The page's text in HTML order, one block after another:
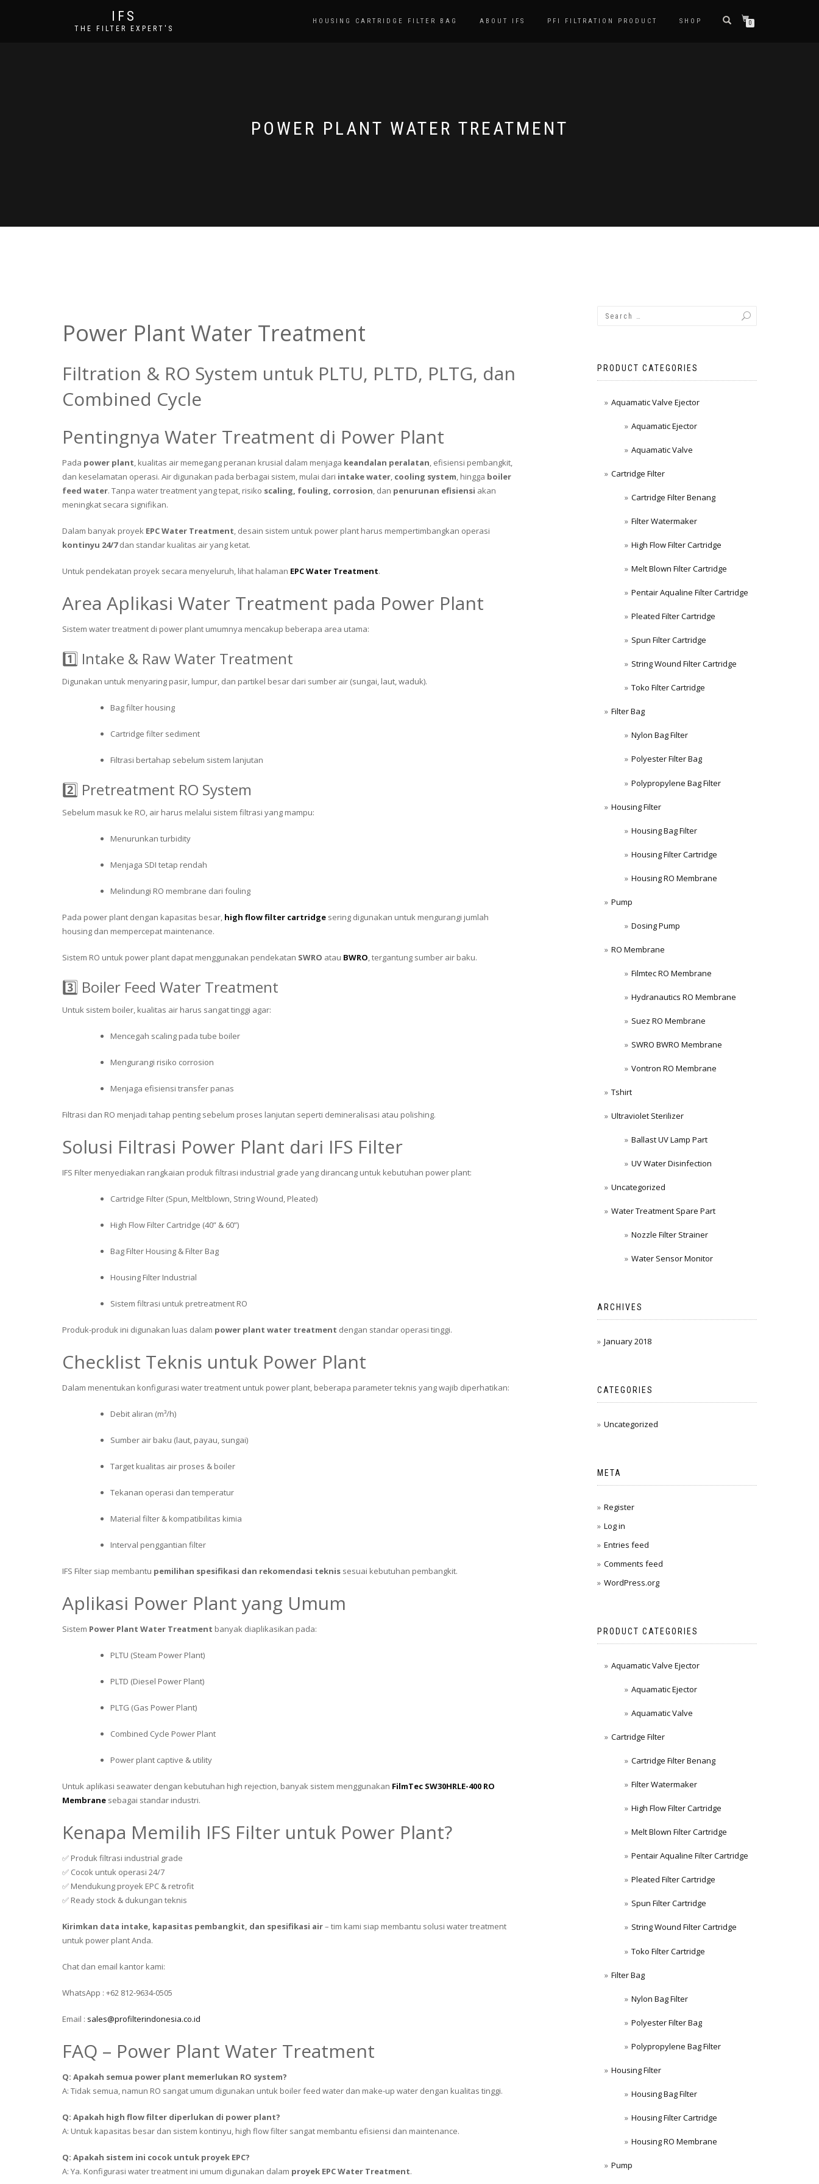
IFS
THE FILTER EXPERT'S
HOUSING CARTRIDGE FILTER BAG ABOUT IFS PFI FILTRATION PRODUCT SHOP 0
POWER PLANT WATER TREATMENT
Power Plant Water Treatment
Filtration & RO System untuk PLTU, PLTD, PLTG, dan
Combined Cycle
Pentingnya Water Treatment di Power Plant
Pada power plant, kualitas air memegang peranan krusial dalam menjaga keandalan peralatan, efisiensi pembangkit,
dan keselamatan operasi. Air digunakan pada berbagai sistem, mulai dari intake water, cooling system, hingga boiler
feed water. Tanpa water treatment yang tepat, risiko scaling, fouling, corrosion, dan penurunan efisiensi akan
meningkat secara signifikan.
Dalam banyak proyek EPC Water Treatment, desain sistem untuk power plant harus mempertimbangkan operasi
kontinyu 24/7dan standar kualitas air yang ketat.
Untuk pendekatan proyek secara menyeluruh, lihat halaman EPC Water Treatment.
Area Aplikasi Water Treatment pada Power Plant
Sistem water treatment di power plant umumnya mencakup beberapa area utama:
1️⃣ Intake & Raw Water Treatment
Digunakan untuk menyaring pasir, lumpur, dan partikel besar dari sumber air (sungai, laut, waduk).
Bag filter housing
Cartridge filter sediment
Filtrasi bertahap sebelum sistem lanjutan
2️⃣ Pretreatment RO System
Sebelum masuk ke RO, air harus melalui sistem filtrasi yang mampu:
Menurunkan turbidity
Menjaga SDI tetap rendah
Melindungi RO membrane dari fouling
Pada power plant dengan kapasitas besar, high flow filter cartridge sering digunakan untuk mengurangi jumlah
housing dan mempercepat maintenance.
Sistem RO untuk power plant dapat menggunakan pendekatan SWRO atau BWRO, tergantung sumber air baku.
3️⃣ Boiler Feed Water Treatment
Untuk sistem boiler, kualitas air harus sangat tinggi agar:
Mencegah scaling pada tube boiler
Mengurangi risiko corrosion
Menjaga efisiensi transfer panas
Filtrasi dan RO menjadi tahap penting sebelum proses lanjutan seperti demineralisasi atau polishing.
Solusi Filtrasi Power Plant dari IFS Filter
IFS Filter menyediakan rangkaian produk filtrasi industrial grade yang dirancang untuk kebutuhan power plant:
Cartridge Filter (Spun, Meltblown, String Wound, Pleated)
High Flow Filter Cartridge (40” & 60”)
Bag Filter Housing & Filter Bag
Housing Filter Industrial
Sistem filtrasi untuk pretreatment RO
Produk-produk ini digunakan luas dalam power plant water treatment dengan standar operasi tinggi.
Checklist Teknis untuk Power Plant
Dalam menentukan konfigurasi water treatment untuk power plant, beberapa parameter teknis yang wajib diperhatikan:
Debit aliran (m³/h)
Sumber air baku (laut, payau, sungai)
Target kualitas air proses & boiler
Tekanan operasi dan temperatur
Material filter & kompatibilitas kimia
Interval penggantian filter
IFS Filter siap membantu pemilihan spesifikasi dan rekomendasi teknis sesuai kebutuhan pembangkit.
Aplikasi Power Plant yang Umum
Sistem Power Plant Water Treatment banyak diaplikasikan pada:
PLTU (Steam Power Plant)
PLTD (Diesel Power Plant)
PLTG (Gas Power Plant)
Combined Cycle Power Plant
Power plant captive & utility
Untuk aplikasi seawater dengan kebutuhan high rejection, banyak sistem menggunakan FilmTec SW30HRLE-400 RO
Membrane sebagai standar industri.
Kenapa Memilih IFS Filter untuk Power Plant?
✅ Produk filtrasi industrial grade
✅ Cocok untuk operasi 24/7
✅ Mendukung proyek EPC & retrofit
✅ Ready stock & dukungan teknis
Kirimkan data intake, kapasitas pembangkit, dan spesifikasi air– tim kami siap membantu solusi water treatment
untuk power plant Anda.
Chat dan email kantor kami:
WhatsApp : +62 812-9634-0505
Email : sales@profilterindonesia.co.id
FAQ – Power Plant Water Treatment
Q: Apakah semua power plant memerlukan RO system?
A: Tidak semua, namun RO sangat umum digunakan untuk boiler feed water dan make-up water dengan kualitas tinggi.
Q: Apakah high flow filter diperlukan di power plant?
A: Untuk kapasitas besar dan sistem kontinyu, high flow filter sangat membantu efisiensi dan maintenance.
Q: Apakah sistem ini cocok untuk proyek EPC?
A: Ya. Konfigurasi water treatment ini umum digunakan dalam proyek EPC Water Treatment.
PRODUCT CATEGORIES
Aquamatic Valve Ejector
Aquamatic Ejector
Aquamatic Valve
Cartridge Filter
Cartridge Filter Benang
Filter Watermaker
High Flow Filter Cartridge
Melt Blown Filter Cartridge
Pentair Aqualine Filter Cartridge
Pleated Filter Cartridge
Spun Filter Cartridge
String Wound Filter Cartridge
Toko Filter Cartridge
Filter Bag
Nylon Bag Filter
Polyester Filter Bag
Polypropylene Bag Filter
Housing Filter
Housing Bag Filter
Housing Filter Cartridge
Housing RO Membrane
Pump
Dosing Pump
RO Membrane
Filmtec RO Membrane
Hydranautics RO Membrane
Suez RO Membrane
SWRO BWRO Membrane
Vontron RO Membrane
Tshirt
Ultraviolet Sterilizer
Ballast UV Lamp Part
UV Water Disinfection
Uncategorized
Water Treatment Spare Part
Nozzle Filter Strainer
Water Sensor Monitor
ARCHIVES
January 2018
CATEGORIES
Uncategorized
META
Register
Log in
Entries feed
Comments feed
WordPress.org
PRODUCT CATEGORIES
Aquamatic Valve Ejector
Aquamatic Ejector
Aquamatic Valve
Cartridge Filter
Cartridge Filter Benang
Filter Watermaker
High Flow Filter Cartridge
Melt Blown Filter Cartridge
Pentair Aqualine Filter Cartridge
Pleated Filter Cartridge
Spun Filter Cartridge
String Wound Filter Cartridge
Toko Filter Cartridge
Filter Bag
Nylon Bag Filter
Polyester Filter Bag
Polypropylene Bag Filter
Housing Filter
Housing Bag Filter
Housing Filter Cartridge
Housing RO Membrane
Pump